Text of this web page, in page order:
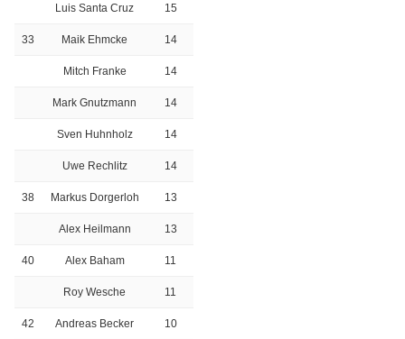
Luis Santa Cruz 15
33 Maik Ehmcke 14
Mitch Franke 14
Mark Gnutzmann 14
Sven Huhnholz 14
Uwe Rechlitz 14
38 Markus Dorgerloh 13
Alex Heilmann 13
40 Alex Baham 11
Roy Wesche 11
42 Andreas Becker 10